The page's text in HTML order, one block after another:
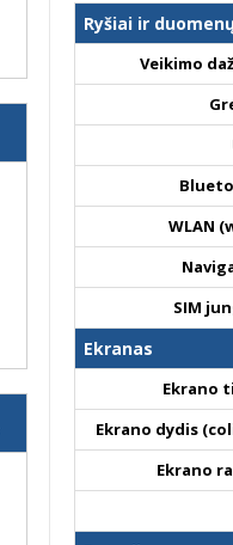
Ryšiai ir
Veikimo
WLAN
SIM
Ekranas
Ekrano
Ekrano dydis
Ekrano